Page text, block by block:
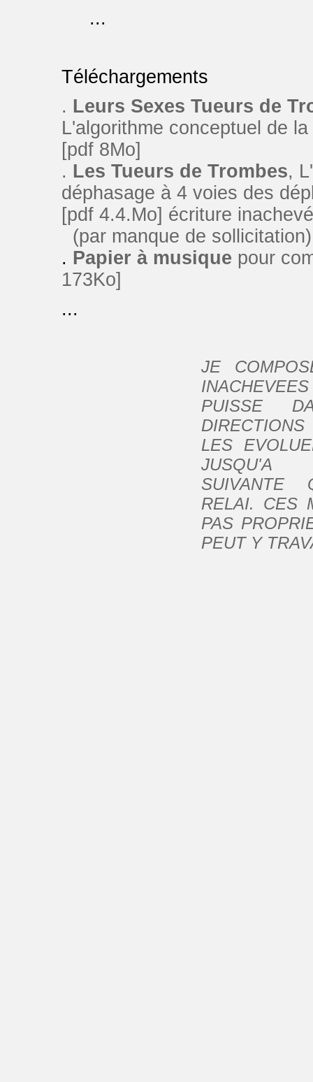
...
Téléchargements
. Leurs Sexes Tueurs de
L'algorithme conceptuel de
[pdf 8Mo]
. Les Tueurs de Trombes,
déphasage à 4 voies des
[pdf 4.4.Mo] écriture
(par manque de sollicitation)
. Papier à musique pour
173Ko]
...
JE
PUISSE
LES
JUSQU'A
SUIVANTE
RELAI. CES
PAS
PEUT Y